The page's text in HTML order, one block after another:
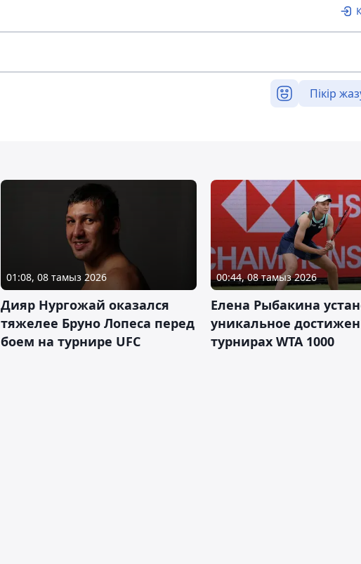
Пікір
01:08, 08 тамыз 2026
Дияр Нургожай оказался
тяжелее Бруно Лопеса перед
боем на турнире UFC
00:44, 08 тамыз 2026
Елена Рыбакина
уникальное
турнирах WTA 1000